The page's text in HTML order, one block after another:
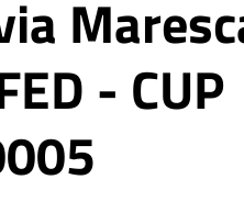
- CUP